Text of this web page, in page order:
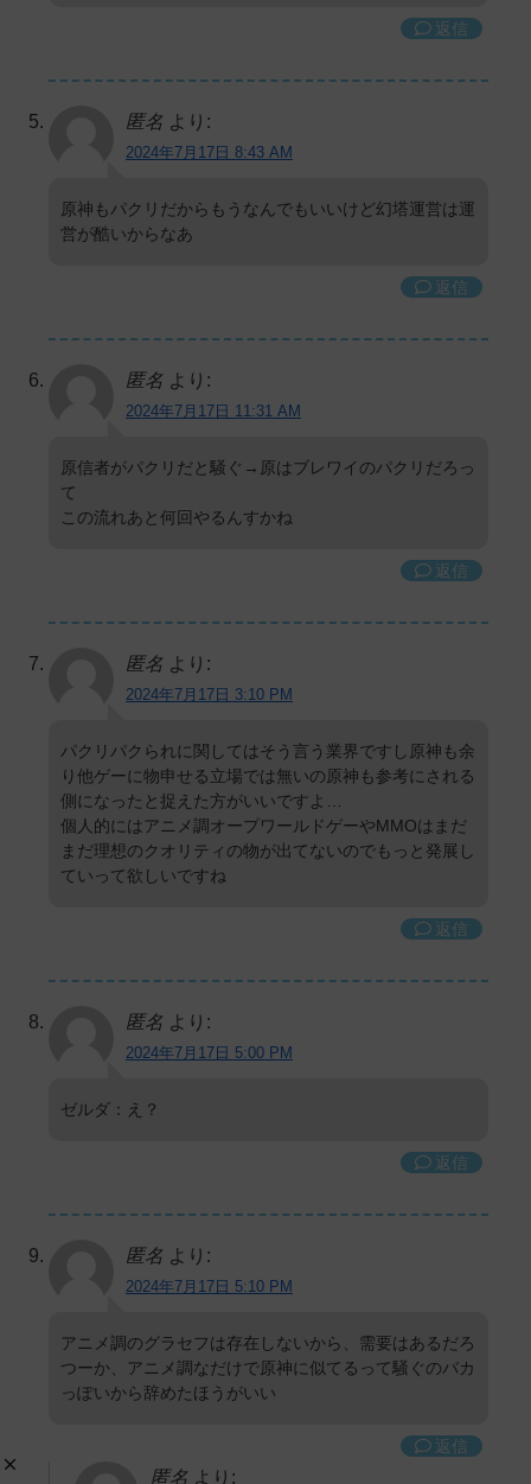
返信
匿名 より:
2024年7月17日 8:43 AM
原神もパクリだからもうなんでもいいけど幻塔運営は運
営が酷いからなあ
返信
匿名 より:
2024年7月17日 11:31 AM
原信者がパクリだと騒ぐ→原はブレワイのパクリだろっ
て
この流れあと何回やるんすかね
返信
匿名 より:
2024年7月17日 3:10 PM
パクリパクられに関してはそう言う業界ですし原神も余
り他ゲーに物申せる立場では無いの原神も参考にされる
側になったと捉えた方がいいですよ…
個人的にはアニメ調オープワールドゲーやMMOはまだ
まだ理想のクオリティの物が出てないのでもっと発展し
ていって欲しいですね
返信
匿名 より:
2024年7月17日 5:00 PM
ゼルダ：え？
返信
匿名 より:
2024年7月17日 5:10 PM
アニメ調のグラセフは存在しないから、需要はあるだろ
つーか、アニメ調なだけで原神に似てるって騒ぐのバカ
っぽいから辞めたほうがいい
返信
匿名 より: